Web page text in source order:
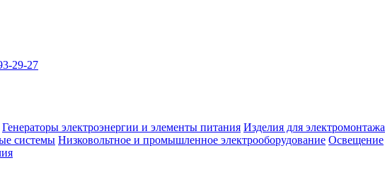
29-27
Генераторы электроэнергии и элементы питания Изделия для электромонтажа
системы Низковольтное и промышленное электрооборудование Освещение